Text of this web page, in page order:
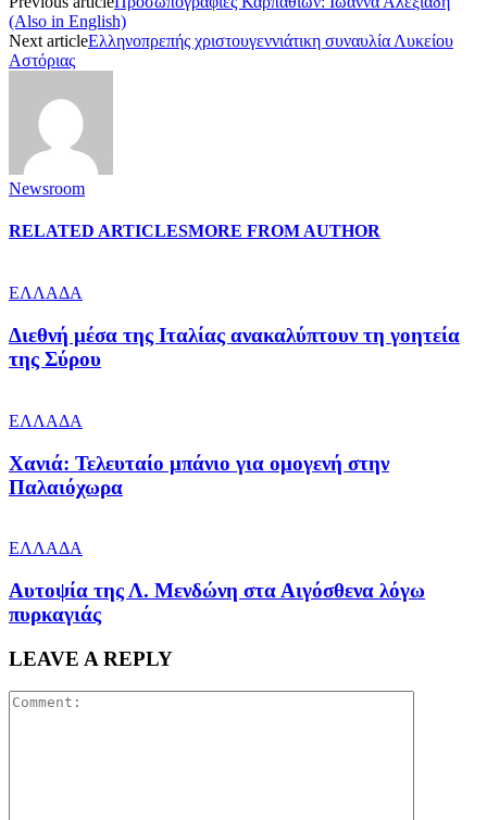
(Also in English)
Next articleΕλληνοπρεπής χριστουγεννιάτικη συναυλία Λυκείου
Αστόριας
Newsroom
RELATED ARTICLESMORE FROM AUTHOR
ΕΛΛΑΔΑ
Διεθνή μέσα της Ιταλίας ανακαλύπτουν τη γοητεία
της Σύρου
ΕΛΛΑΔΑ
Χανιά: Τελευταίο μπάνιο για ομογενή στην
Παλαιόχωρα
ΕΛΛΑΔΑ
Αυτοψία της Λ. Μενδώνη στα Αιγόσθενα λόγω
πυρκαγιάς
LEAVE A REPLY